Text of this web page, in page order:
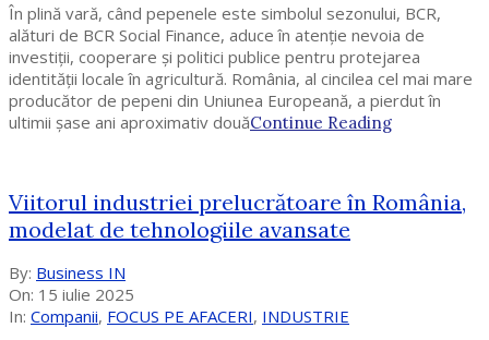
În plină vară, când pepenele este simbolul sezonului, BCR,
alături de BCR Social Finance, aduce în atenție nevoia de
investiții, cooperare și politici publice pentru protejarea
identității locale în agricultură. România, al cincilea cel mai mare
producător de pepeni din Uniunea Europeană, a pierdut în
ultimii șase ani aproximativ douăContinue Reading
Viitorul industriei prelucrătoare în România,
modelat de tehnologiile avansate
2025-
07-
15
By: Business IN
On: 15 iulie 2025
In: Companii, FOCUS PE AFACERI, INDUSTRIE